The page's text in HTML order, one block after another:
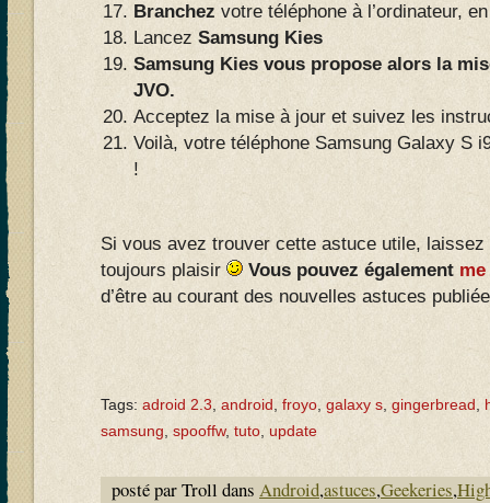
Branchez votre téléphone à l’ordinateur,
Lancez Samsung Kies
Samsung Kies vous propose alors la
JVO.
Acceptez la mise à jour et suivez les
Voilà, votre téléphone Samsung Galaxy S
!
Si vous avez trouver cette astuce utile,
toujours plaisir
Vous pouvez également
d’être au courant des nouvelles astuces
Tags: adroid 2.3 android froyo galaxy s gingerbread
samsung spooffw, tuto update
posté par Troll dans Android,astuces,Geekeries,